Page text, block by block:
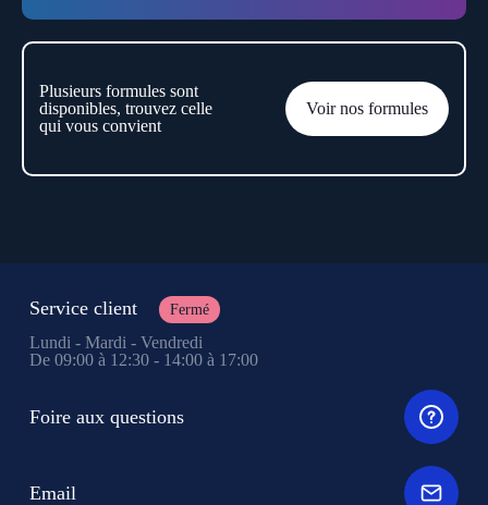
Plusieurs formules sont
disponibles, trouvez celle
qui vous convient
Voir nos formules
Service client Fermé
Lundi - Mardi - Vendredi
De 09:00 à 12:30 - 14:00 à 17:00
Foire aux questions
Email